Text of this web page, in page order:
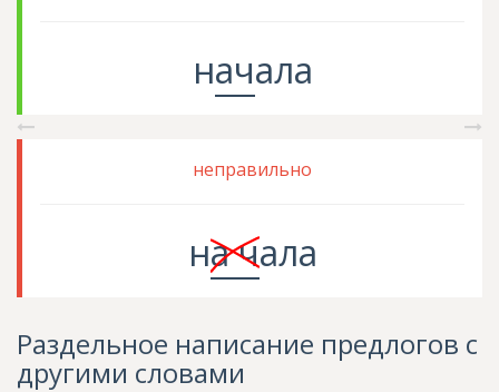
начала
неправильно
на чала
Раздельное написание предлогов с
другими словами